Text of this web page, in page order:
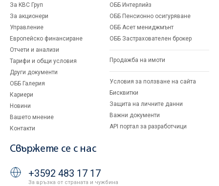
За KBC Груп
За акционери
Управление
Европейско финансиране
Отчети и анализи
Тарифи и общи условия
Други документи
ОББ Галерия
Кариери
Новини
Вашето мнение
Контакти
ОББ Интерлийз
ОББ Пенсионно осигуряване
ОББ Асет мениджмънт
ОББ Застрахователен брокер
Продажба на имоти
Условия за ползване на сайта
Бисквитки
Защита на личните данни
Важни документи
API портал за разработчици
Свържете се с нас
+3592 483 17 17
За връзка от страната и чужбина